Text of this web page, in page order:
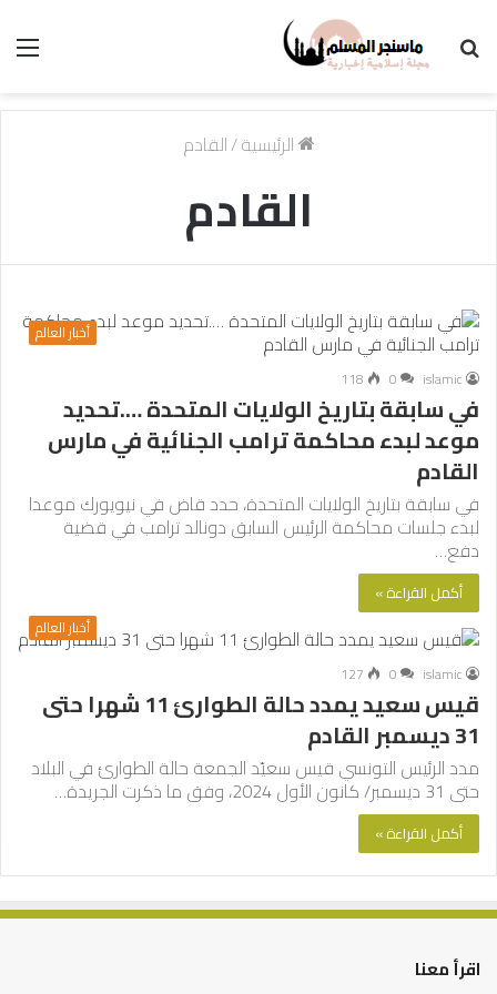
الرئيسية/القادم
القادم
أخبار العالم
islamic
0
118
في سابقة بتاريخ الولايات المتحدة ….تحديد
موعد لبدء محاكمة ترامب الجنائية في مارس
القادم
في سابقة بتاريخ الولايات المتحدة، حدد قاض في نيويورك موعدا
لبدء جلسات محاكمة الرئيس السابق دونالد ترامب في قضية
دفع…
أكمل القراءة »
أخبار العالم
islamic
0
127
قيس سعيد يمدد حالة الطوارئ 11 شهرا حتى
31 ديسمبر القادم
مدد الرئيس التونسي قيس سعيّد الجمعة حالة الطوارئ في البلاد
حتى 31 ديسمبر/ كانون الأول 2024، وفق ما ذكرت الجريدة…
أكمل القراءة »
اقرأ معنا